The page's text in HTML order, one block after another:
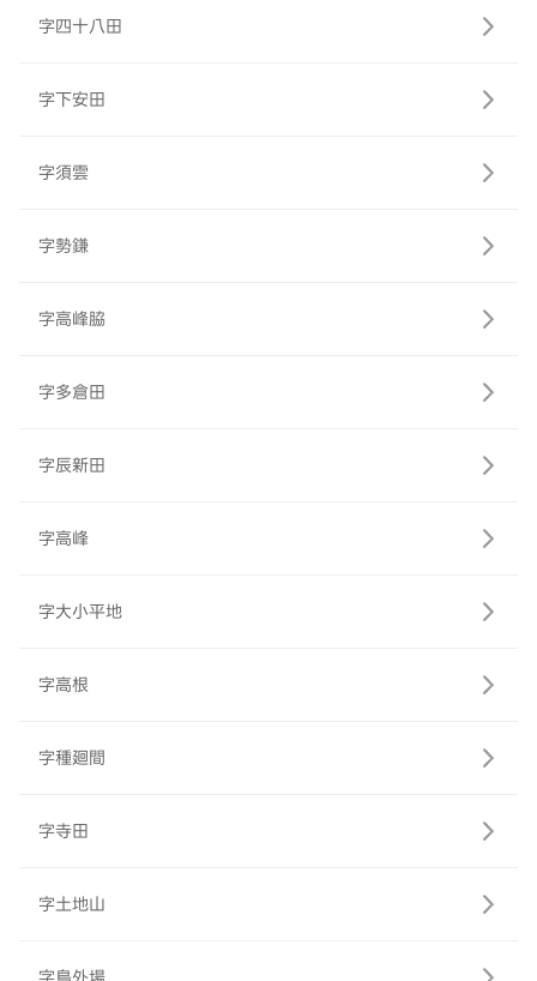
字四十八田
字下安田
字須雲
字勢鎌
字高峰脇
字多倉田
字辰新田
字高峰
字大小平地
字高根
字種廻間
字寺田
字土地山